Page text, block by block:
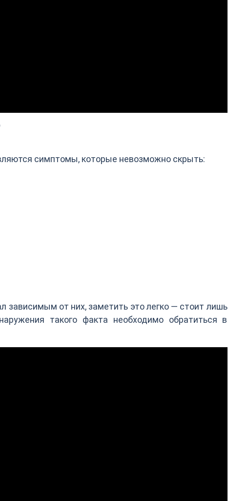
симптомы, которые невозможно скрыть:
зависимым от них, заметить это легко — стоит лишь
такого факта необходимо обратиться в